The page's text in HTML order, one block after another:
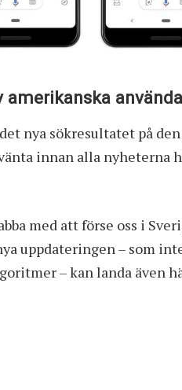
amerikanska
nya sökresultatet på
innan alla nyheterna
med att förse oss i
uppdateringen – som
– kan landa även